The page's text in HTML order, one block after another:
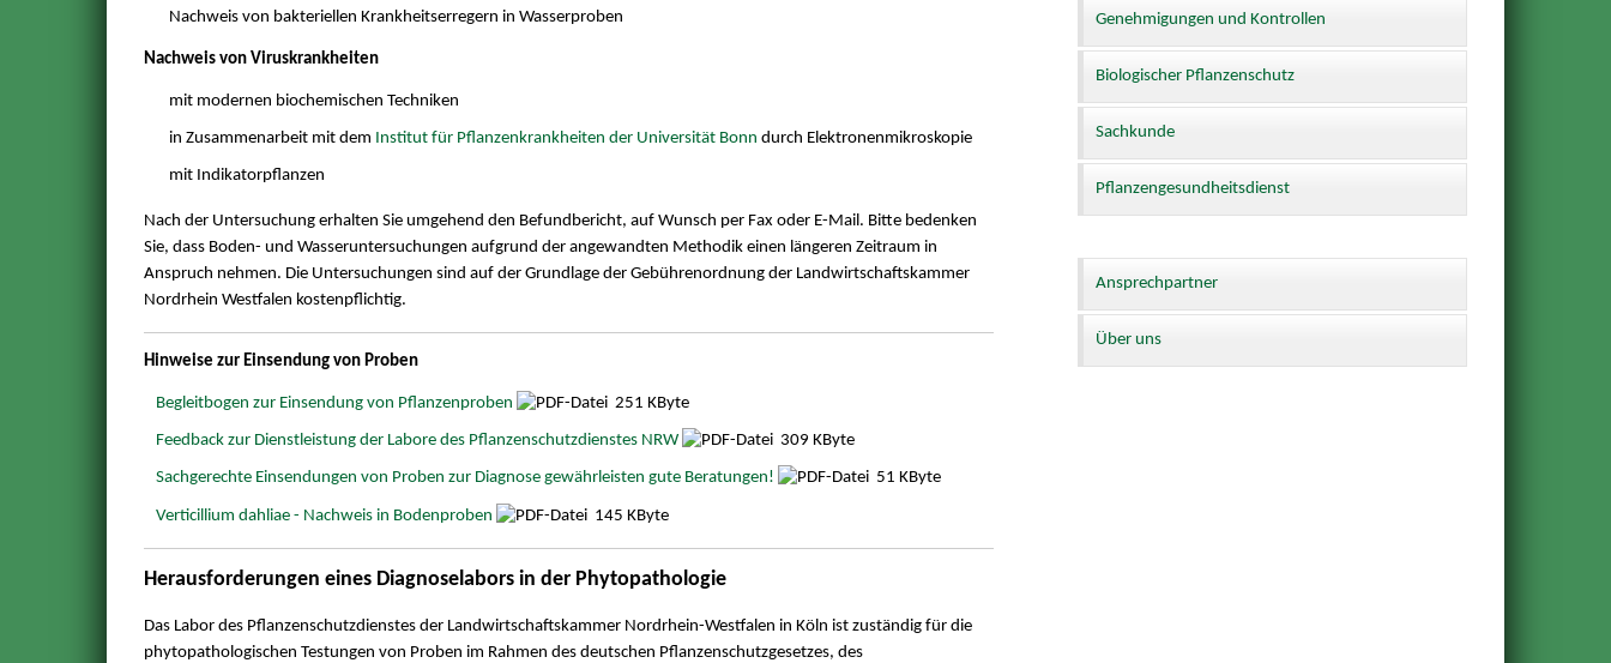
Nachweis von bakteriellen Krankheitserregern in Wasserproben
Nachweis von Viruskrankheiten
mit modernen biochemischen Techniken
in Zusammenarbeit mit dem Institut für Pflanzenkrankheiten der Universität Bonn durch Elektronenmikroskopie
mit Indikatorpflanzen
Nach der Untersuchung erhalten Sie umgehend den Befundbericht, auf Wunsch per Fax oder E-Mail. Bitte bedenken
Sie, dass Boden- und Wasseruntersuchungen aufgrund der angewandten Methodik einen längeren Zeitraum in
Anspruch nehmen. Die Untersuchungen sind auf der Grundlage der Gebührenordnung der Landwirtschaftskammer
Nordrhein Westfalen kostenpflichtig.
Hinweise zur Einsendung von Proben
Begleitbogen zur Einsendung von Pflanzenproben 251 KByte
Feedback zur Dienstleistung der Labore des Pflanzenschutzdienstes NRW 309 KByte
Sachgerechte Einsendungen von Proben zur Diagnose gewährleisten gute Beratungen! 51 KByte
Verticillium dahliae - Nachweis in Bodenproben 145 KByte
Herausforderungen eines Diagnoselabors in der Phytopathologie
Das Labor des Pflanzenschutzdienstes der Landwirtschaftskammer Nordrhein-Westfalen in Köln ist zuständig für die
phytopathologischen Testungen von Proben im Rahmen des deutschen Pflanzenschutzgesetzes, des
Genehmigungen und Kontrollen
Biologischer Pflanzenschutz
Sachkunde
Pflanzengesundheitsdienst
Ansprechpartner
Über uns